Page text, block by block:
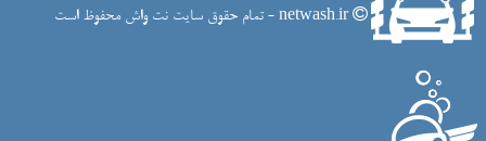
netwash.ir - تمام حقوق سایت نت واش محفوظ است